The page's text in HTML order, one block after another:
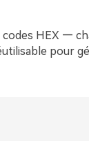
codes HEX —
pour